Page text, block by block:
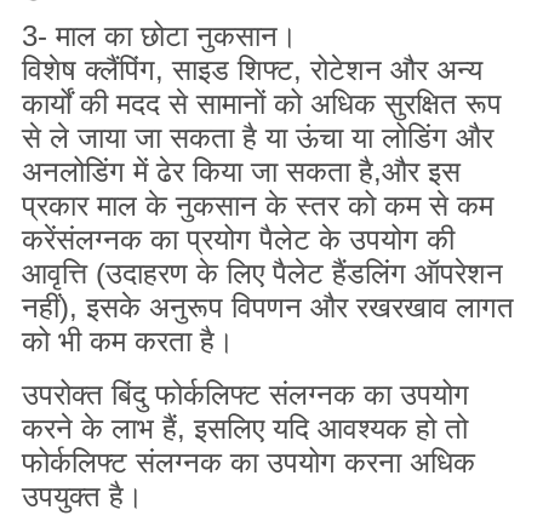
3- माल का छोटा नुकसान।
विशेष क्लैंपिंग, साइड शिफ्ट, रोटेशन और अन्य
कार्यों की मदद से सामानों को अधिक सुरक्षित रूप
से ले जाया जा सकता है या ऊंचा या लोडिंग और
अनलोडिंग में ढेर किया जा सकता है,और इस
प्रकार माल के नुकसान के स्तर को कम से कम
करेंसंलग्नक का प्रयोग पैलेट के उपयोग की
आवृत्ति (उदाहरण के लिए पैलेट हैंडलिंग ऑपरेशन
नहीं), इसके अनुरूप विपणन और रखरखाव लागत
को भी कम करता है।
उपरोक्त बिंदु फोर्कलिफ्ट संलग्नक का उपयोग
करने के लाभ हैं, इसलिए यदि आवश्यक हो तो
फोर्कलिफ्ट संलग्नक का उपयोग करना अधिक
उपयुक्त है।